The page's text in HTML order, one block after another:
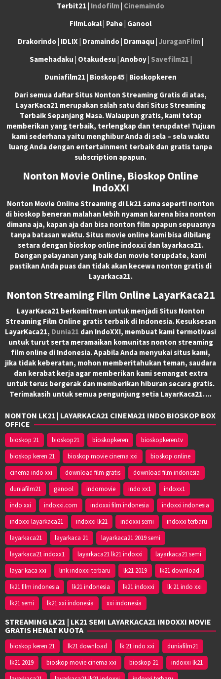
Terbit21 | Indofilm| Cinemaindo
FilmLokal | Pahe | Ganool
Drakorindo | IDLIX | Dramaindo | Dramaqu | JuraganFilm|
Samehadaku | Otakudesu | Anoboy | Savefilm21 |
Duniafilm21 | Bioskop45 | Bioskopkeren
Dari semua daftar Situs Nonton Streaming Gratis di atas,
LayarKaca21 merupakan salah satu dari Situs Streaming
Terbaik Sepanjang Masa. Walaupun gratis, kami tetap
memberikan yang terbaik, terlengkap dan terupdate! Tujuan
kami sederhana yaitu menghibur Anda di sela – sela waktu
luang Anda dengan entertainment terbaik dan gratis tanpa
subscription apapun.
Nonton Movie Online, Bioskop Online
IndoXXI
Nonton Movie Online Streaming di Lk21 sama seperti nonton
di bioskop beneran malahan lebih nyaman karena bisa nonton
dimana aja, kapan aja dan bisa nonton film apapun sepuasnya
tanpa batasan waktu. Situs movie online kami bisa dibilang
setara dengan bioskop online indoxxi dan layarkaca21.
Dengan pelayanan yang baik dan movie terupdate, kami
pastikan Anda puas dan tidak akan kecewa nonton gratis di
Layarkaca21.
Nonton Streaming Film Online LayarKaca21
LayarKaca21 berkomitmen untuk menjadi Situs Nonton
Streaming Film Online gratis terbaik di Indonesia. Kesuksesan
LayarKaca21, Dunia21 dan IndoXXI, membuat kami termotivasi
untuk turut serta meramaikan komunitas nonton streaming
film online di Indonesia. Apabila Anda menyukai situs kami,
jika tidak keberatan, mohon memberitahukan teman, saudara
dan kerabat kerja agar memberikan kami semangat extra
untuk terus bergerak dan memberikan hiburan secara gratis.
Terimakasih untuk semua pengunjung setia LayarKaca21….
NONTON LK21 | LAYARKACA21 CINEMA21 INDO BIOSKOP BOX
OFFICE
bioskop 21 bioskop21 bioskopkeren
bioskopkeren.tv
bioskop keren 21
bioskop movie cinema xxi
bioskop online
cinema indo xxi
download film gratis
download film indonesia
duniafilm21
ganool indomovie indo xx1
indoxx1
indo xxi
indoxxi.com indoxxi film indonesia
indoxxi indonesia
indoxxi layarkaca21
indoxxi lk21 indoxxi semi
indoxxi terbaru
layarkaca21
layarkaca 21
layarkaca21 2019 semi
layarkaca21 indoxx1
layarkaca21 lk21 indoxxi
layarkaca21 semi
layar kaca xxi
link indoxxi terbaru lk21 2019
lk21 download
lk21 film indonesia
lk21 indonesia lk21 indoxxi
lk 21 indo xxi
lk21 semi
lk21 xxi indonesia xxi indonesia
STREAMING LK21 | LK21 SEMI LAYARKACA21 INDOXXI MOVIE
GRATIS HEMAT KUOTA
bioskop keren 21 lk21 download lk 21 indo xxi
duniafilm21
lk21 2019
bioskop movie cinema xxi bioskop 21
indoxxi lk21